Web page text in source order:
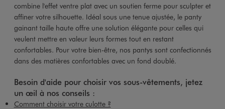
combine l'effet ventre plat avec un soutien ferme pour sculpter et
affiner votre silhouette. Idéal sous une tenue ajustée, le panty
gainant taille haute offre une solution élégante pour celles qui
veulent mettre en valeur leurs formes tout en restant
confortables. Pour votre bien-être, nos pantys sont confectionnés
dans des matières confortables avec un fond doublé.
Besoin d'aide pour choisir vos sous-vêtements, jetez
un œil à nos conseils :
Comment choisir votre culotte ?